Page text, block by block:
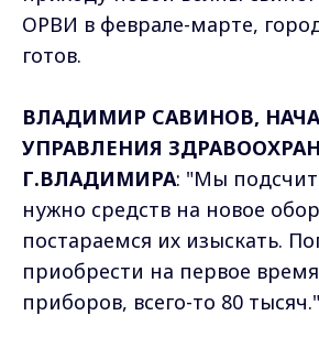
ОРВИ в феврале-марте,
готов.
ВЛАДИМИР САВИНОВ,
УПРАВЛЕНИЯ
Г.ВЛАДИМИРА: "Мы
нужно средств на новое
постараемся их изыскать.
приобрести на первое
приборов, всего-то 80 тысяч."